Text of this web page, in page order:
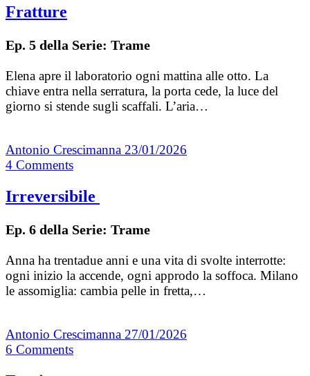
Fratture
Ep. 5 della Serie: Trame
Elena apre il laboratorio ogni mattina alle otto. La
chiave entra nella serratura, la porta cede, la luce del
giorno si stende sugli scaffali. L’aria…
Antonio Crescimanna 23/01/2026
4 Comments
Irreversibile
Ep. 6 della Serie: Trame
Anna ha trentadue anni e una vita di svolte interrotte:
ogni inizio la accende, ogni approdo la soffoca. Milano
le assomiglia: cambia pelle in fretta,…
Antonio Crescimanna 27/01/2026
6 Comments